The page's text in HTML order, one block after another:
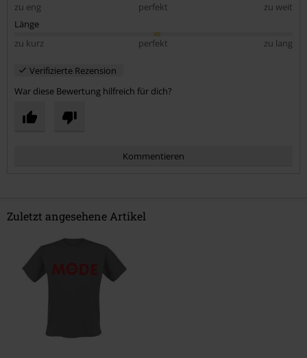
zu eng
perfekt
zu weit
Länge
zu kurz
perfekt zu lang
Verifizierte Rezension
War diese Bewertung hilfreich für dich?
Kommentieren
Zuletzt angesehene Artikel